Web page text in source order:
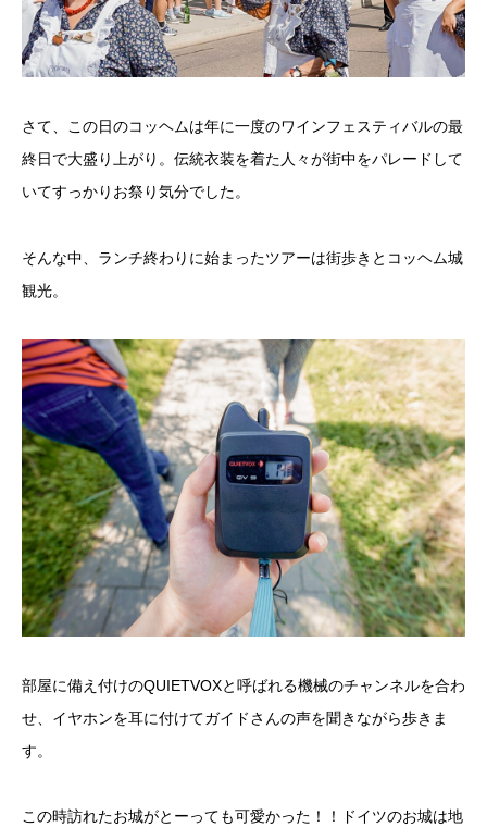
さて、この日のコッヘムは年に一度のワインフェスティバルの最
終日で大盛り上がり。伝統衣装を着た人々が街中をパレードして
いてすっかりお祭り気分でした。
そんな中、ランチ終わりに始まったツアーは街歩きとコッヘム城
観光。
部屋に備え付けのQUIETVOXと呼ばれる機械のチャンネルを合わ
せ、イヤホンを耳に付けてガイドさんの声を聞きながら歩きま
す。
この時訪れたお城がとーっても可愛かった！！ドイツのお城は地